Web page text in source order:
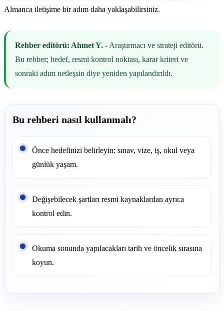
Almanca iletişime bir adım daha yaklaşabilirsiniz.
Rehber editörü: Ahmet Y. - Araştırmacı ve strateji editörü.
Bu rehber; hedef, resmi kontrol noktası, karar kriteri ve
sonraki adım netleşsin diye yeniden yapılandırıldı.
Bu rehberi nasıl kullanmalı?
Önce hedefinizi belirleyin: sınav, vize, iş, okul veya
günlük yaşam.
Değişebilecek şartları resmi kaynaklardan ayrıca
kontrol edin.
Okuma sonunda yapılacakları tarih ve öncelik sırasına
koyun.